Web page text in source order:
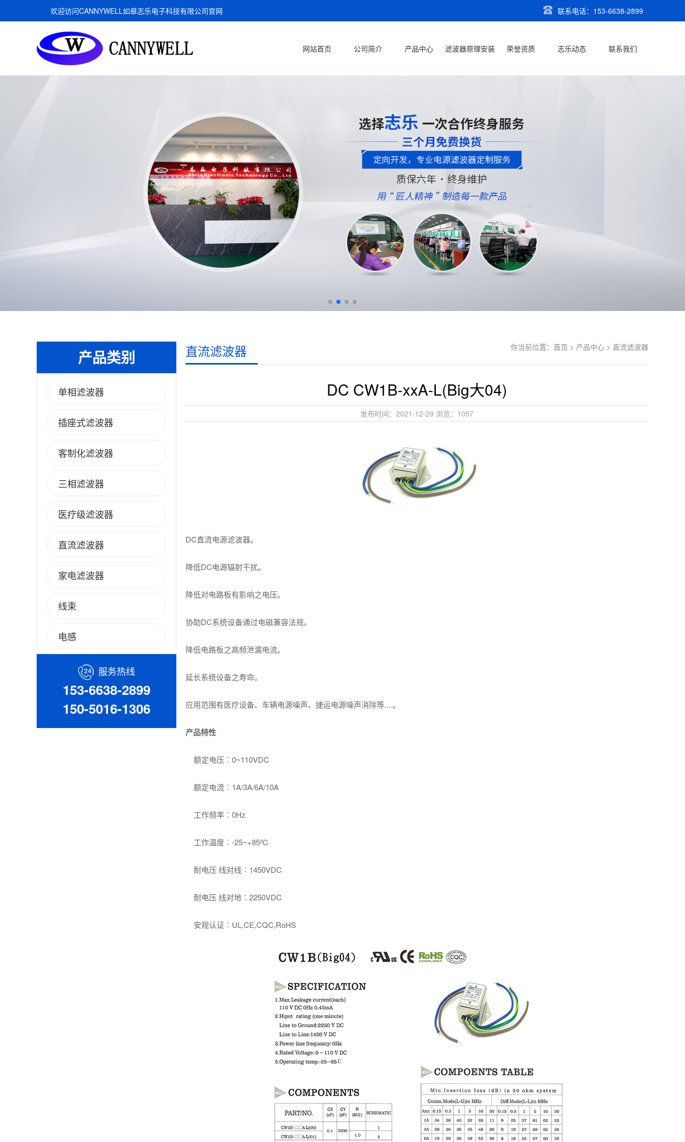
欢迎访问CANNYWELL如皋志乐电子科技有限公司官网 联系电话：153-6638-2899
网站首页 公司简介 产品中心 滤波器原理安装 荣誉资质 志乐动态 联系我们
产品类别
单相滤波器
插座式滤波器
客制化滤波器
三相滤波器
医疗级滤波器
直流滤波器
家电滤波器
线束
电感
服务热线
153-6638-2899
150-5016-1306
直流滤波器 你当前位置： 首页 > 产品中心 > 直流滤波器
DC CW1B-xxA-L(Big大04)
发布时间：2021-12-29 浏览：1057
DC直流电源滤波器。
降低DC电源辐射干扰。
降低对电路板有影响之电压。
协助DC系统设备通过电磁兼容法规。
降低电路板之高频泄漏电流。
延长系统设备之寿命。
应用范围有医疗设备、车辆电源噪声、捷运电源噪声消除等....。
产品特性
额定电压︰0~110VDC
额定电流︰1A/3A/6A/10A
工作频率︰0Hz
工作温度︰-25~+85ºC
耐电压 线对线︰1450VDC
耐电压 线对地︰2250VDC
安规认证︰UL,CE,CQC,RoHS